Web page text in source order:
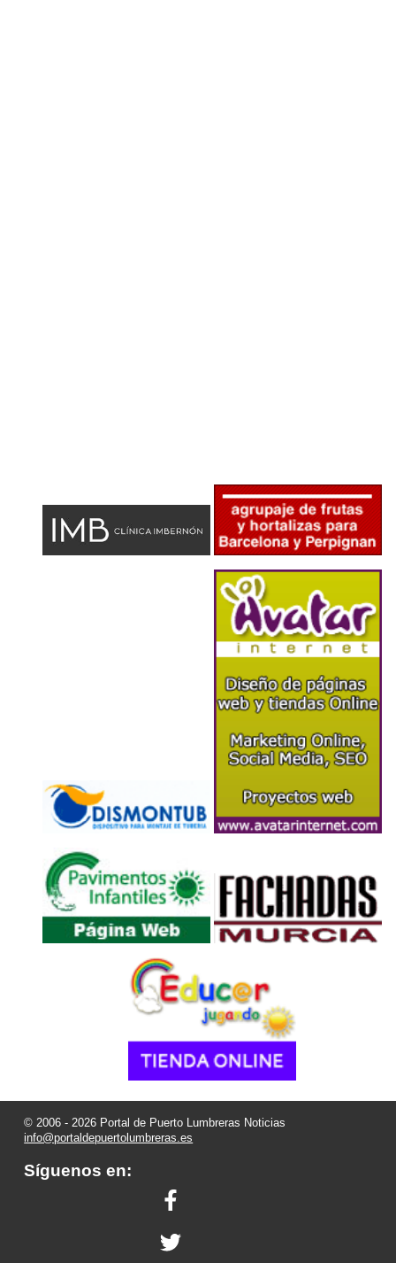
© 2006 - 2026 Portal de Puerto Lumbreras Noticias
info@portaldepuertolumbreras.es
Síguenos en: